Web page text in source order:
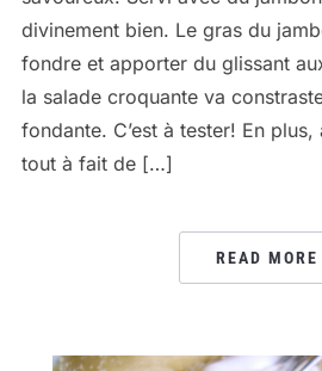
divinement bien. Le gras du
fondre et apporter du glissant
la salade croquante va
fondante. C’est à tester! En plus,
tout à fait de […]
READ MORE